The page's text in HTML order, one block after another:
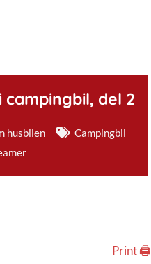
del 2
husbilen
Campingbil
Print 🖨